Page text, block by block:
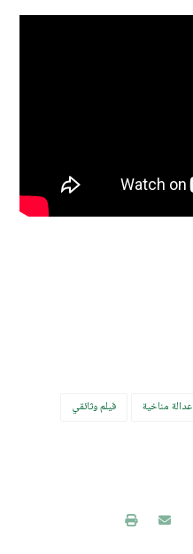
عدالة مناخية فيلم وثائقي